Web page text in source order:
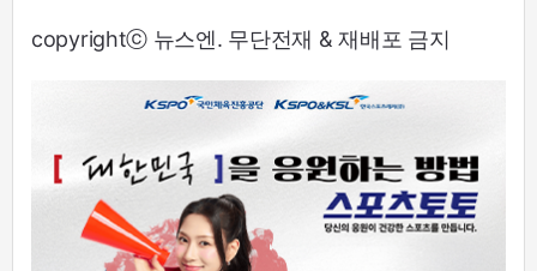
copyrightⓒ 뉴스엔. 무단전재 & 재배포 금지